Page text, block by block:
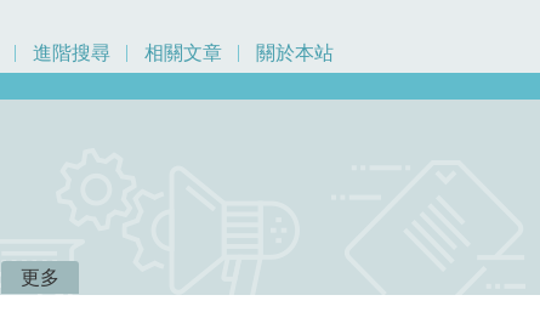
進階搜尋 相關文章 關於本站
更多